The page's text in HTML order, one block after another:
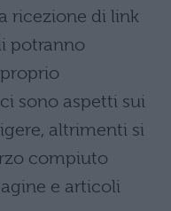
ricezione di link
potranno
sono aspetti sui
altrimenti si
compiuto
e articoli